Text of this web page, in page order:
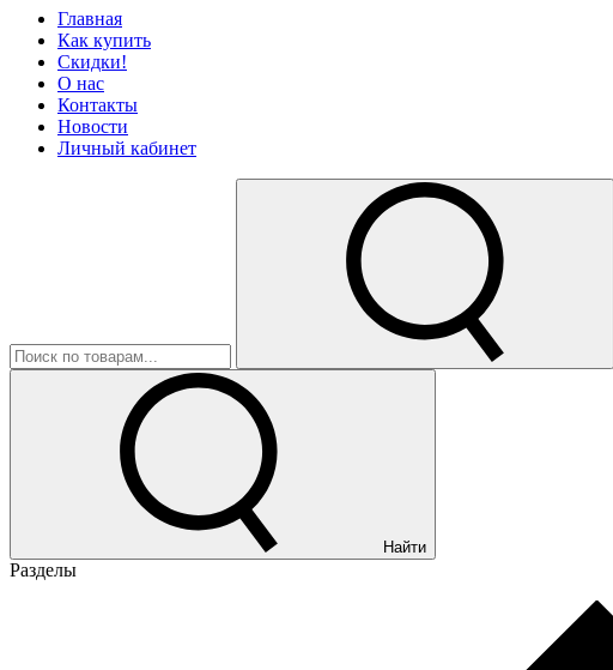
Главная
Как купить
Скидки!
О нас
Контакты
Новости
Личный кабинет
Найти
Разделы